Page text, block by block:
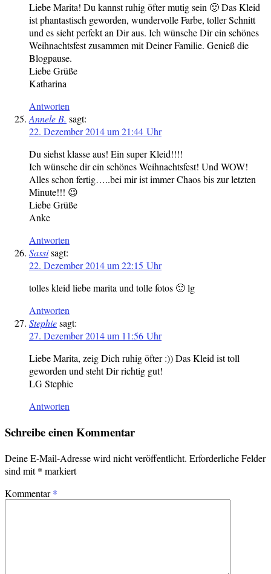
Liebe Marita! Du kannst ruhig öfter mutig sein 🙂 Das Kleid
ist phantastisch geworden, wundervolle Farbe, toller Schnitt
und es sieht perfekt an Dir aus. Ich wünsche Dir ein schönes
Weihnachtsfest zusammen mit Deiner Familie. Genieß die
Blogpause.
Liebe Grüße
Katharina
Antworten
Annele B. sagt:
22. Dezember 2014 um 21:44 Uhr
Du siehst klasse aus! Ein super Kleid!!!!
Ich wünsche dir ein schönes Weihnachtsfest! Und WOW!
Alles schon fertig…..bei mir ist immer Chaos bis zur letzten
Minute!!! 😉
Liebe Grüße
Anke
Antworten
Sassisagt:
22. Dezember 2014 um 22:15 Uhr
tolles kleid liebe marita und tolle fotos 🙂 lg
Antworten
Stephiesagt:
27. Dezember 2014 um 11:56 Uhr
Liebe Marita, zeig Dich ruhig öfter :)) Das Kleid ist toll
geworden und steht Dir richtig gut!
LG Stephie
Antworten
Schreibe einen Kommentar
Deine E-Mail-Adresse wird nicht veröffentlicht. Erforderliche Felder
sind mit* markiert
Kommentar*